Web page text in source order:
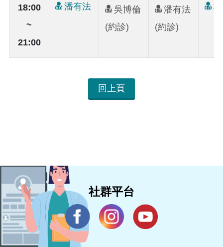
18:00
~
21:00
潘有法
吳博倫
(約診)
潘有法
(約診)
回上頁
社群平台